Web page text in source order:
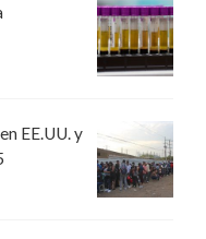
EE.UU. y